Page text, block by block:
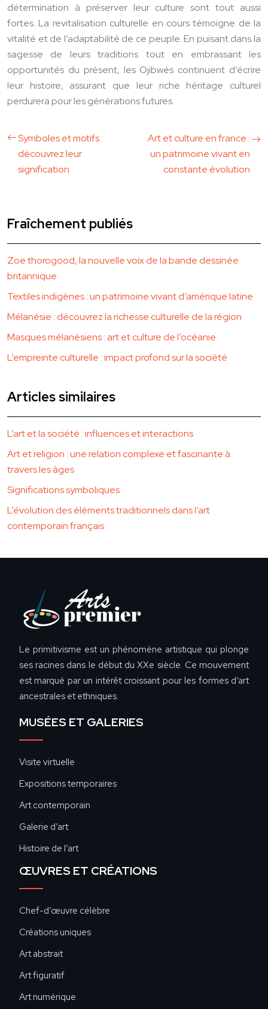
détermination à préserver leur culture sont tout aussi
fortes. La revitalisation culturelle en cours témoigne de la
vitalité et de l’adaptabilité de ce peuple. En puisant dans la
sagesse de leurs traditions tout en embrassant les
opportunités du présent, les Ojibwés continuent d’écrire
leur histoire, assurant que leur riche héritage culturel
perdurera pour les générations futures.
Symboles et motifs :
découvrez leur
signification
Art et culture en france :
un patrimoine vivant en
constante évolution
Fraîchement publiés
Zoe thorogood, la nouvelle voix de la bande dessinée
britannique
Textiles indigènes : un patrimoine vivant d’amérique latine
Mélanésie : découvrez la richesse culturelle de la région
Masques mélanésiens : art et culture de l’océanie
L’empreinte culturelle : impact profond sur la société
Articles similaires
L’art et la société : influences et interactions
Art et religion : une relation complexe et fascinante à
travers les âges
Significations symboliques
L’évolution des éléments traditionnels dans l’art
contemporain français
Le primitivisme est un phénomène artistique qui plonge
ses racines dans le début du XXe siècle. Ce mouvement
est marqué par un intérêt croissant pour les formes d’art
ancestrales et ethniques.
MUSÉES ET GALERIES
Visite virtuelle
Expositions temporaires
Art contemporain
Galerie d’art
Histoire de l’art
ŒUVRES ET CRÉATIONS
Chef-d’œuvre célèbre
Créations uniques
Art abstrait
Art figuratif
Art numérique